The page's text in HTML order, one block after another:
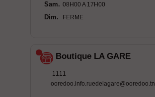
Sam. 08H00 A 17H00
Dim. FERME
Boutique LA GARE
1111
ooredoo.info.ruedelagare@ooredoo.tn